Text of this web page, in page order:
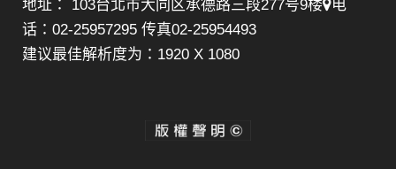
地址： 103台北市大同区承德路三段277号9楼
电
话：02-25957295 传真02-25954493
建议最佳解析度为：1920 X 1080